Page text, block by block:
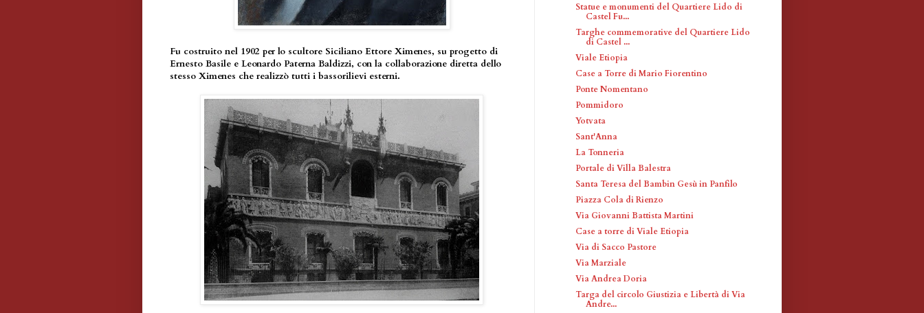
Fu costruito nel 1902 per lo scultore Siciliano Ettore Ximenes, su progetto di
Ernesto Basile e Leonardo Paterna Baldizzi, con la collaborazione diretta dello
stesso Ximenes che realizzò tutti i bassorilievi esterni.
Statue e monumenti del Quartiere Lido di
Castel Fu...
Targhe commemorative del Quartiere Lido
di Castel ...
Viale Etiopia
Case a Torre di Mario Fiorentino
Ponte Nomentano
Pommidoro
Yotvata
Sant'Anna
La Tonneria
Portale di Villa Balestra
Santa Teresa del Bambin Gesù in Panfilo
Piazza Cola di Rienzo
Via Giovanni Battista Martini
Case a torre di Viale Etiopia
Via di Sacco Pastore
Via Marziale
Via Andrea Doria
Targa del circolo Giustizia e Libertà di Via
Andre...